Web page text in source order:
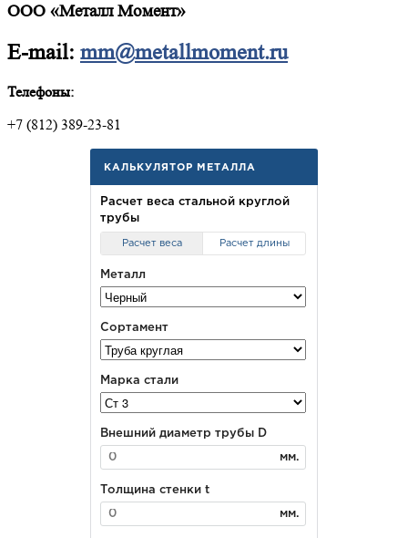
ООО «Металл Момент»
E-mail: mm@metallmoment.ru
Телефоны:
+7 (812) 389-23-81